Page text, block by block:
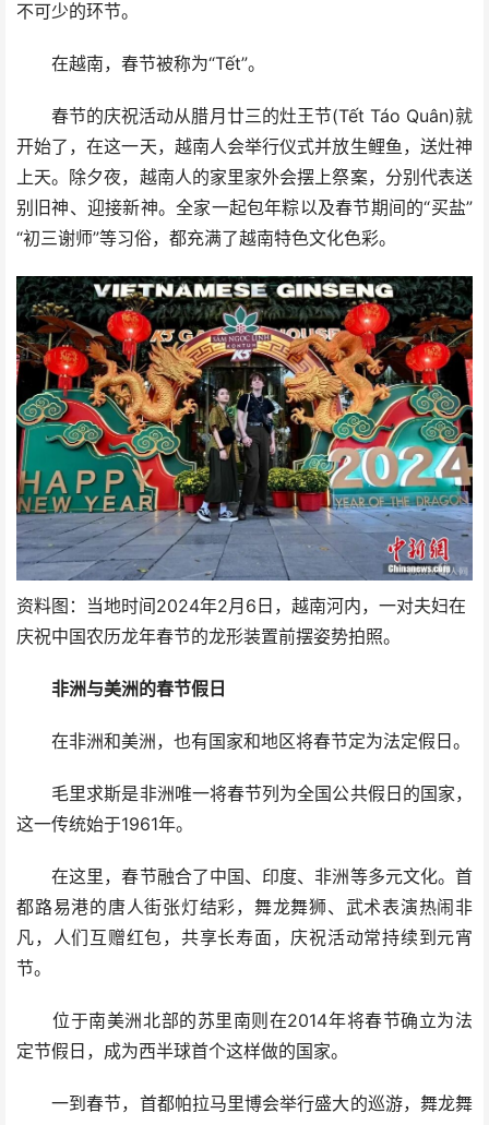
不可少的环节。
在越南，春节被称为“Tết”。
春节的庆祝活动从腊月廿三的灶王节(Tết Táo Quân)就
开始了，在这一天，越南人会举行仪式并放生鲤鱼，送灶神
上天。除夕夜，越南人的家里家外会摆上祭案，分别代表送
别旧神、迎接新神。全家一起包年粽以及春节期间的“买盐”
“初三谢师”等习俗，都充满了越南特色文化色彩。
资料图：当地时间2024年2月6日，越南河内，一对夫妇在
庆祝中国农历龙年春节的龙形装置前摆姿势拍照。
非洲与美洲的春节假日
在非洲和美洲，也有国家和地区将春节定为法定假日。
毛里求斯是非洲唯一将春节列为全国公共假日的国家，
这一传统始于1961年。
在这里，春节融合了中国、印度、非洲等多元文化。首
都路易港的唐人街张灯结彩，舞龙舞狮、武术表演热闹非
凡，人们互赠红包，共享长寿面，庆祝活动常持续到元宵
节。
位于南美洲北部的苏里南则在2014年将春节确立为法
定节假日，成为西半球首个这样做的国家。
一到春节，首都帕拉马里博会举行盛大的巡游，舞龙舞